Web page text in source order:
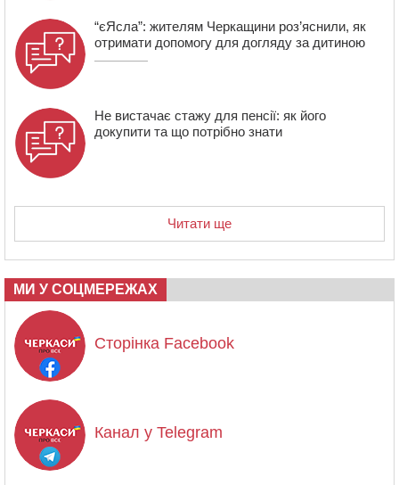
“єЯсла”: жителям Черкащини роз’яснили, як
отримати допомогу для догляду за дитиною
Не вистачає стажу для пенсії: як його
докупити та що потрібно знати
Читати ще
МИ У СОЦМЕРЕЖАХ
Сторінка Facebook
Канал у Telegram